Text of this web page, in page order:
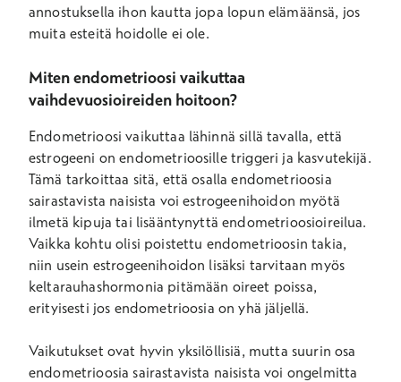
annostuksella ihon kautta jopa lopun elämäänsä, jos
muita esteitä hoidolle ei ole.
Miten endometrioosi vaikuttaa
vaihdevuosioireiden hoitoon?
Endometrioosi vaikuttaa lähinnä sillä tavalla, että
estrogeeni on endometrioosille triggeri ja kasvutekijä.
Tämä tarkoittaa sitä, että osalla endometrioosia
sairastavista naisista voi estrogeenihoidon myötä
ilmetä kipuja tai lisääntynyttä endometrioosioireilua.
Vaikka kohtu olisi poistettu endometrioosin takia,
niin usein estrogeenihoidon lisäksi tarvitaan myös
keltarauhashormonia pitämään oireet poissa,
erityisesti jos endometrioosia on yhä jäljellä.
Vaikutukset ovat hyvin yksilöllisiä, mutta suurin osa
endometrioosia sairastavista naisista voi ongelmitta